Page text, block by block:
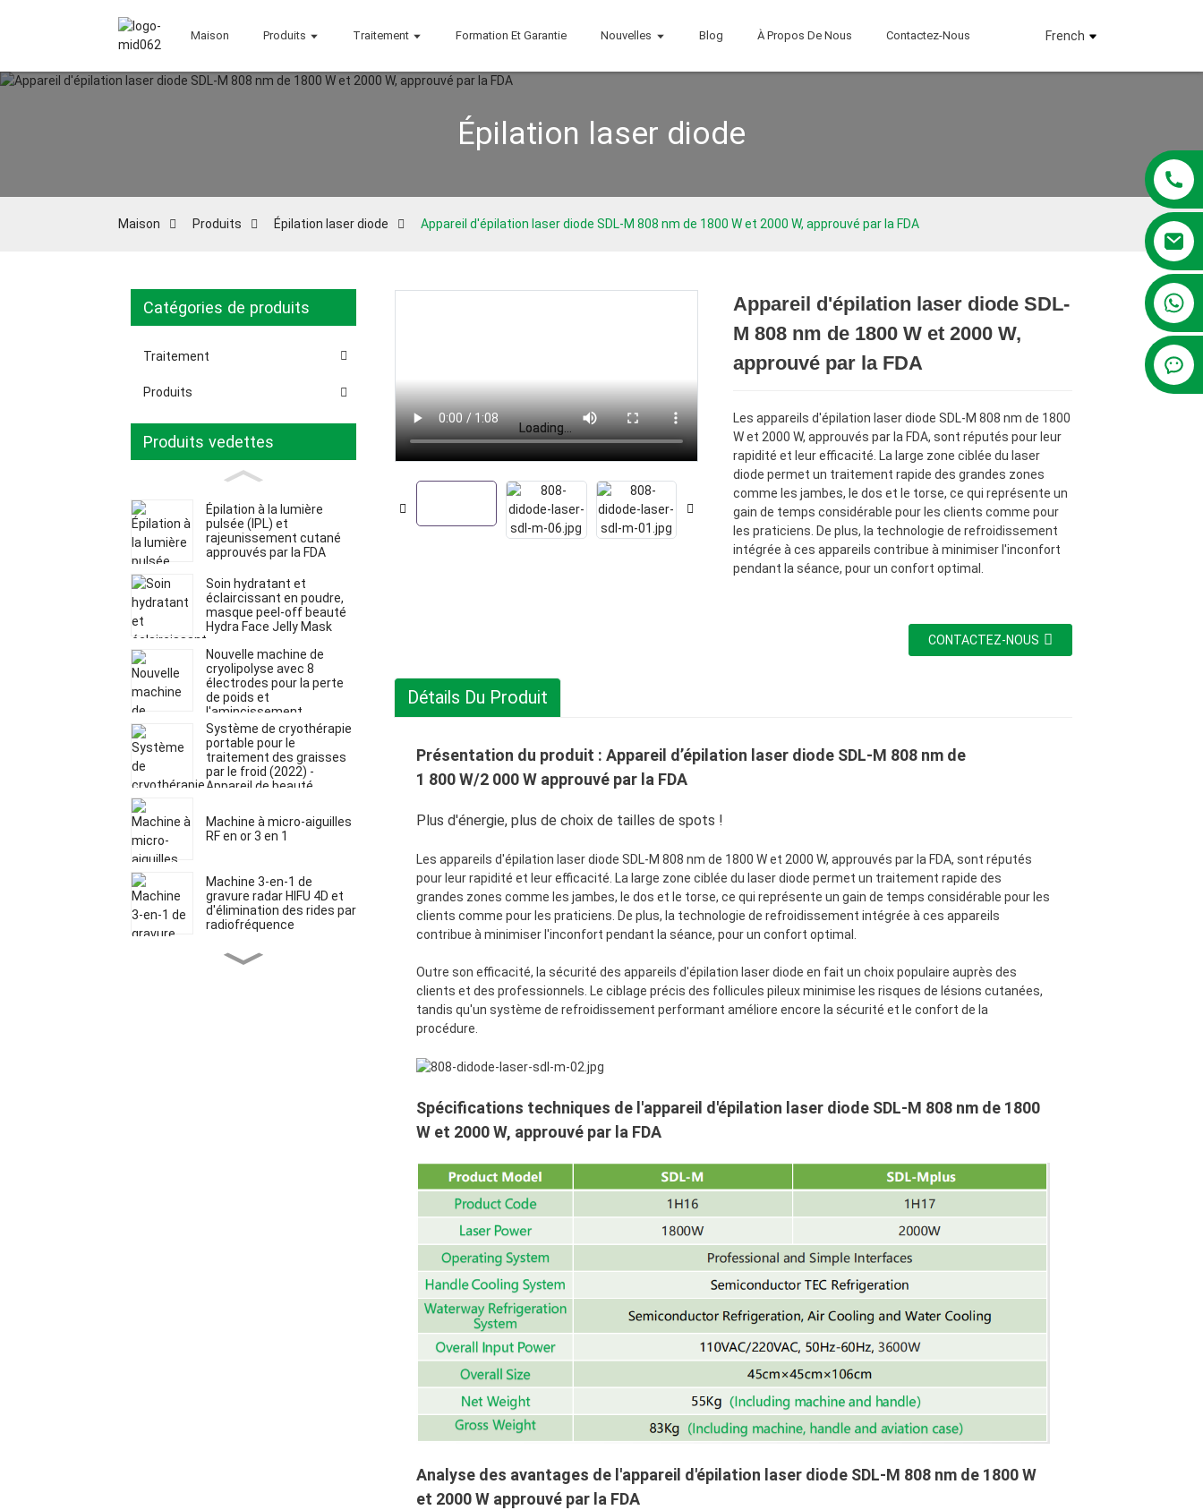
Maison Produits Traitement Formation Et Garantie Nouvelles Blog À Propos De Nous Contactez-Nous French
+86 13381209830
Épilation laser diode
Maison Produits Épilation laser diode Appareil d'épilation laser diode SDL-M 808 nm de 1800 W et 2000 W, approuvé par la FDA
Catégories de produits
Traitement
Produits
Produits vedettes
Épilation à la lumière
pulsée (IPL) et
rajeunissement cutané
approuvés par la FDA
Soin hydratant et
éclaircissant en poudre,
masque peel-off beauté
Hydra Face Jelly Mask
Nouvelle machine de
cryolipolyse avec 8
électrodes pour la perte
de poids et
l'amincissement.
Système de cryothérapie
portable pour le
traitement des graisses
par le froid (2022) -
Appareil de beauté
Machine à micro-aiguilles
RF en or 3 en 1
Machine 3-en-1 de
gravure radar HIFU 4D et
d'élimination des rides par
radiofréquence
Appareil multifonctionnel
5 en 1 HIFU 5D à micro-
Loading...
Loading...
Loading...
Loading...
Loading...
Loading... Loading...
Loading...
Appareil d'épilation laser diode SDL-
M 808 nm de 1800 W et 2000 W,
approuvé par la FDA
Les appareils d'épilation laser diode SDL-M 808 nm de 1800
W et 2000 W, approuvés par la FDA, sont réputés pour leur
rapidité et leur efficacité. La large zone ciblée du laser
diode permet un traitement rapide des grandes zones
comme les jambes, le dos et le torse, ce qui représente un
gain de temps considérable pour les clients comme pour
les praticiens. De plus, la technologie de refroidissement
intégrée à ces appareils contribue à minimiser l'inconfort
pendant la séance, pour un confort optimal.
CONTACTEZ-NOUS
Détails Du Produit
Présentation du produit : Appareil d’épilation laser diode SDL-M 808 nm de
1 800 W/2 000 W approuvé par la FDA
Plus d'énergie, plus de choix de tailles de spots !
Les appareils d'épilation laser diode SDL-M 808 nm de 1800 W et 2000 W, approuvés par la FDA, sont réputés
pour leur rapidité et leur efficacité. La large zone ciblée du laser diode permet un traitement rapide des
grandes zones comme les jambes, le dos et le torse, ce qui représente un gain de temps considérable pour les
clients comme pour les praticiens. De plus, la technologie de refroidissement intégrée à ces appareils
contribue à minimiser l'inconfort pendant la séance, pour un confort optimal.
Outre son efficacité, la sécurité des appareils d'épilation laser diode en fait un choix populaire auprès des
clients et des professionnels. Le ciblage précis des follicules pileux minimise les risques de lésions cutanées,
tandis qu'un système de refroidissement performant améliore encore la sécurité et le confort de la
procédure.
Spécifications techniques de l'appareil d'épilation laser diode SDL-M 808 nm de 1800
W et 2000 W, approuvé par la FDA
Analyse des avantages de l'appareil d'épilation laser diode SDL-M 808 nm de 1800 W
et 2000 W approuvé par la FDA